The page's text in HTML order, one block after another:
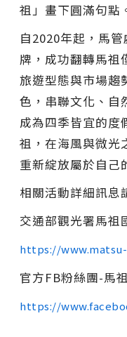
祖」畫下圓滿句點
自2020年起，馬
牌，成功翻轉馬祖
旅遊型態與市場趨
色，串聯文化、自
成為四季皆宜的度
祖，在海風與微光
重新綻放屬於自己
相關活動詳細訊息
交通部觀光署馬祖
https://www.matsu-
官方FB粉絲團-馬
https://